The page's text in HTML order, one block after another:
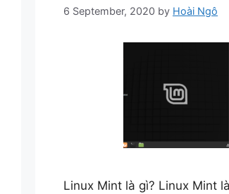
6 September, 2020 by Hoài Ngô
Linux Mint là gì? Linux Mint